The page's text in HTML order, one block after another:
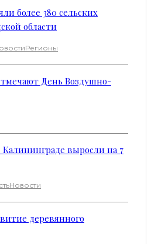
более 380 сельских
области
Регионы
День Воздушно-
выросли на 7
Новости
деревянного